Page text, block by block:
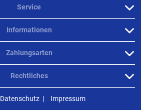
Service
Informationen
Rechtliches
Zahlungsarten
Datenschutz Impressum